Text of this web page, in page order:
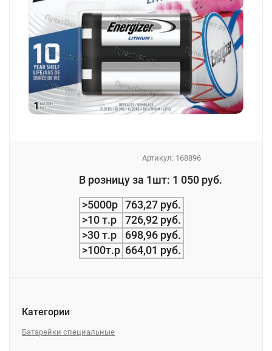
Артикул: 168896
В розницу за 1шт: 1 050 руб.
>5000р 763,27 руб.
>10 т.р
726,92 руб.
>30 т.р
698,96 руб.
>100т.р 664,01 руб.
Категории
Батарейки специальные